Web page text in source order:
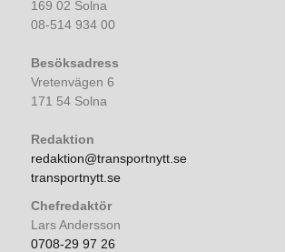
169 02 Solna
08-514 934 00
Besöksadress
Vretenvägen 6
171 54 Solna
Redaktion
redaktion@transportnytt.se
transportnytt.se
Chefredaktör
Lars Andersson
0708-29 97 26